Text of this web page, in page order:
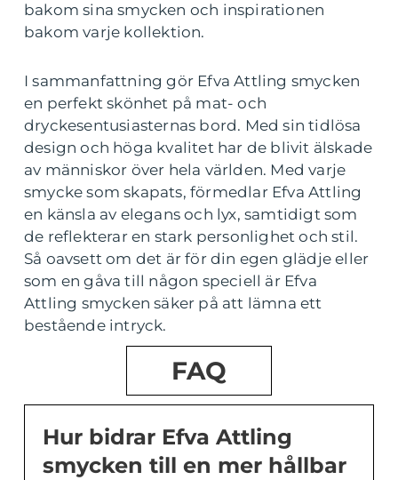
bakom sina smycken och inspirationen
bakom varje kollektion.
I sammanfattning gör Efva Attling smycken
en perfekt skönhet på mat- och
dryckesentusiasternas bord. Med sin tidlösa
design och höga kvalitet har de blivit älskade
av människor över hela världen. Med varje
smycke som skapats, förmedlar Efva Attling
en känsla av elegans och lyx, samtidigt som
de reflekterar en stark personlighet och stil.
Så oavsett om det är för din egen glädje eller
som en gåva till någon speciell är Efva
Attling smycken säker på att lämna ett
bestående intryck.
FAQ
Hur bidrar Efva Attling
smycken till en mer hållbar